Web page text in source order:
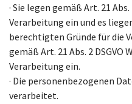
· Sie legen gemäß Art. 21
Verarbeitung ein und es
berechtigten Gründe für die
gemäß Art. 21 Abs. 2 DSGVO
Verarbeitung ein.
· Die personenbezogenen
verarbeitet.